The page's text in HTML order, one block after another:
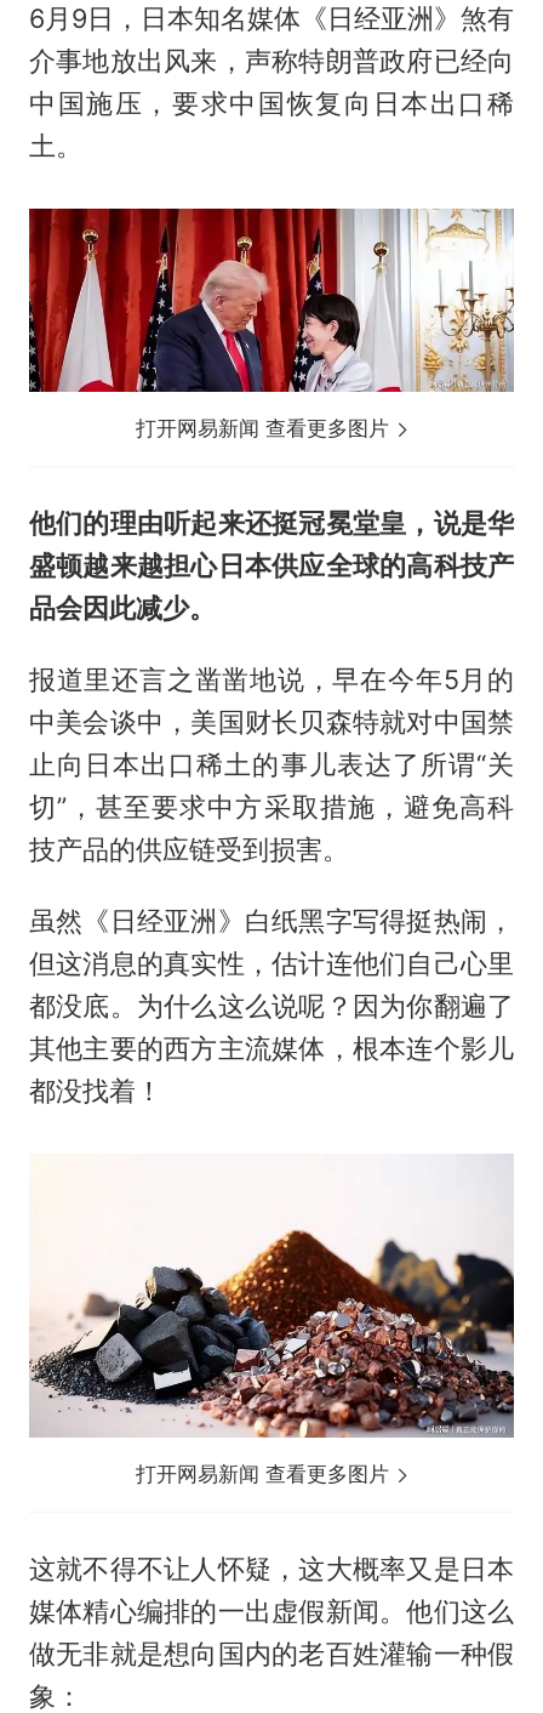
6月9日，日本知名媒体《日经亚洲》煞有
介事地放出风来，声称特朗普政府已经向
中国施压，要求中国恢复向日本出口稀
土。
打开网易新闻 查看更多图片
他们的理由听起来还挺冠冕堂皇，说是华
盛顿越来越担心日本供应全球的高科技产
品会因此减少。
报道里还言之凿凿地说，早在今年5月的
中美会谈中，美国财长贝森特就对中国禁
止向日本出口稀土的事儿表达了所谓“关
切”，甚至要求中方采取措施，避免高科
技产品的供应链受到损害。
虽然《日经亚洲》白纸黑字写得挺热闹，
但这消息的真实性，估计连他们自己心里
都没底。为什么这么说呢？因为你翻遍了
其他主要的西方主流媒体，根本连个影儿
都没找着！
打开网易新闻 查看更多图片
这就不得不让人怀疑，这大概率又是日本
媒体精心编排的一出虚假新闻。他们这么
做无非就是想向国内的老百姓灌输一种假
象：